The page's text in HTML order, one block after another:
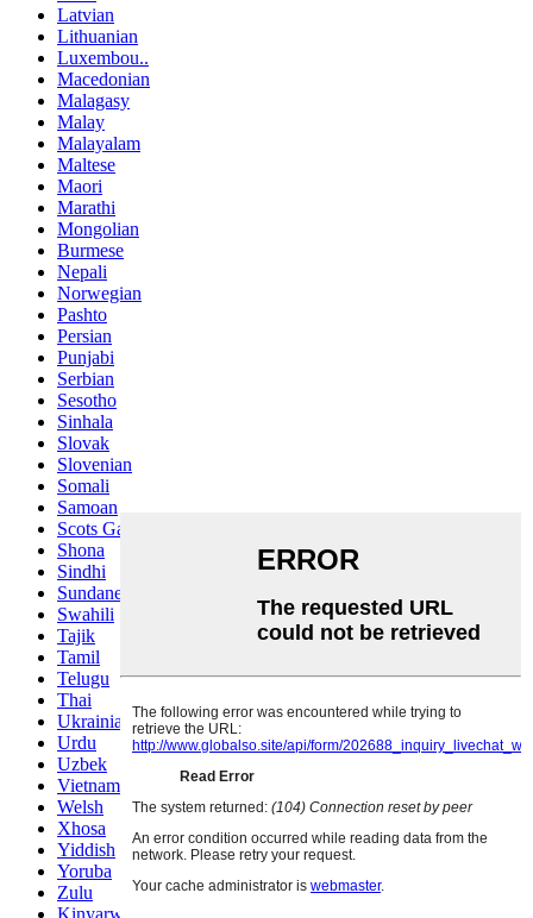
Latvian
Lithuanian
Luxembou..
Macedonian
Malagasy
Malay
Malayalam
Maltese
Maori
Marathi
Mongolian
Burmese
Nepali
Norwegian
Pashto
Persian
Punjabi
Serbian
Sesotho
Sinhala
Slovak
Slovenian
Somali
Samoan
Scots Gaelic
Shona
Sindhi
Sundanese
Swahili
Tajik
Tamil
Telugu
Thai
Ukrainian
Urdu
Uzbek
Vietnamese
Welsh
Xhosa
Yiddish
Yoruba
Zulu
Kinyarwanda